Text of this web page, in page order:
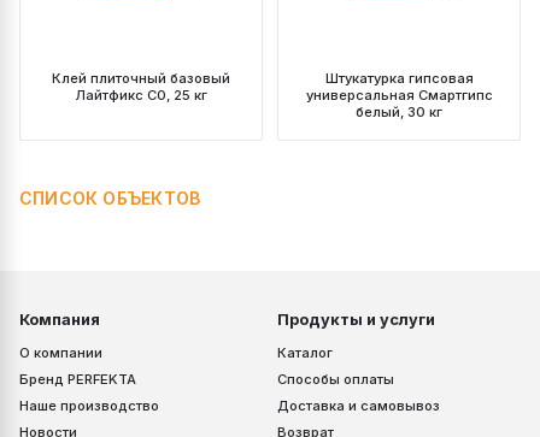
Клей плиточный базовый
Лайтфикс C0, 25 кг
Штукатурка гипсовая
универсальная Смартгипс
белый, 30 кг
СПИСОК ОБЪЕКТОВ
Компания
О компании
Бренд PERFEKTA
Наше производство
Новости
Продукты и услуги
Каталог
Способы оплаты
Доставка и самовывоз
Возврат